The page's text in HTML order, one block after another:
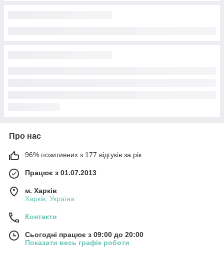
Про нас
96% позитивних з 177 відгуків за рік
Працює з 01.07.2013
м. Харків
Харків, Україна
Контакти
Сьогодні працює з 09:00 до 20:00
Показати весь графік роботи